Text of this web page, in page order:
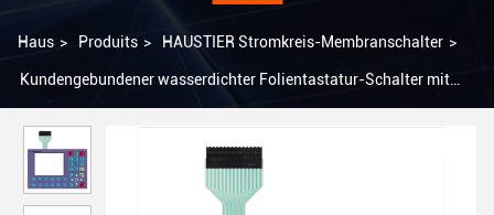
Haus > Produits > HAUSTIER Stromkreis-Membranschalter >
Kundengebundener wasserdichter Folientastatur-Schalter mit